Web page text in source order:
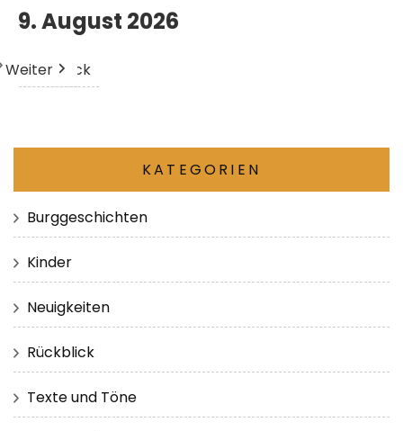
9. August 2026
Zurück
Heute
Weiter
KATEGORIEN
Burggeschichten
Kinder
Neuigkeiten
Rückblick
Texte und Töne